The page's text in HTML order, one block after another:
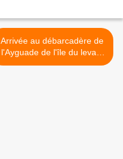
Arrivée au débarcadère de
l'Ayguade de l'île du levant
>